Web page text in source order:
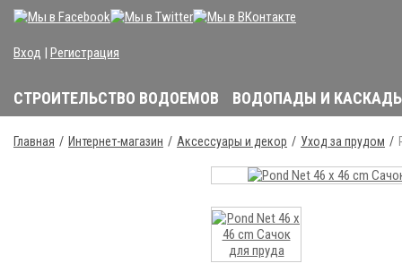
Вход | Регистрация
СТРОИТЕЛЬСТВО ВОДОЕМОВ ВОДОПАДЫ И
Главная Интернет-магазин Аксессуары и декор Уход за прудом